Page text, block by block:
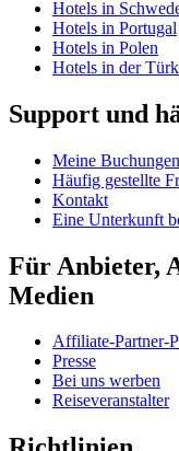
Hotels in
Hotels in Portugal
Hotels in Polen
Hotels in der
Support und
Meine Buchungen
Häufig gestellte
Kontakt
Eine Unterkunft
Für Anbieter,
Medien
Affiliate-Partner-
Presse
Bei uns werben
Reiseveranstalter